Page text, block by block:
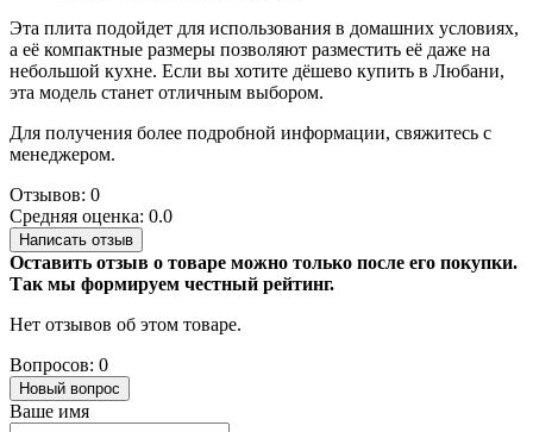
Эта плита подойдет для использования в домашних условиях,
а её компактные размеры позволяют разместить её даже на
небольшой кухне. Если вы хотите дёшево купить в Любани,
эта модель станет отличным выбором.
Для получения более подробной информации, свяжитесь с
менеджером.
Отзывов: 0
Средняя оценка: 0.0
Написать отзыв
Оставить отзыв о товаре можно только после его покупки.
Так мы формируем честный рейтинг.
Нет отзывов об этом товаре.
Вопросов: 0
Новый вопрос
Ваше имя